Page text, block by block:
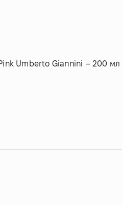
Umberto Giannini – 200 мл